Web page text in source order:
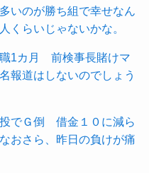
いのが勝ち組で幸せなん
くらいじゃないかな。
1カ月 前検事長賭けマ
報道はしないのでしょう
でＧ倒 借金１０に減ら
さら、昨日の負けが痛